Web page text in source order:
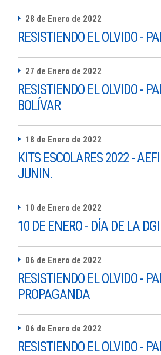
28 de Enero de 2022
RESISTIENDO EL OLVIDO -
27 de Enero de 2022
RESISTIENDO EL OLVIDO -
BOLÍVAR
18 de Enero de 2022
KITS ESCOLARES 2022 -
JUNIN.
10 de Enero de 2022
10 DE ENERO - DÍA DE LA DGI
06 de Enero de 2022
RESISTIENDO EL OLVIDO -
PROPAGANDA
06 de Enero de 2022
RESISTIENDO EL OLVIDO -